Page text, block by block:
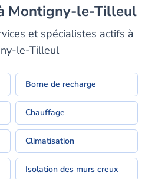
à Montigny-le-Tilleul
et spécialistes actifs à
le-Tilleul
Borne de recharge
Chauffage
Climatisation
Isolation des murs creux